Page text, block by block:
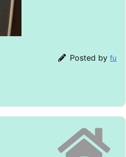
Posted by fu